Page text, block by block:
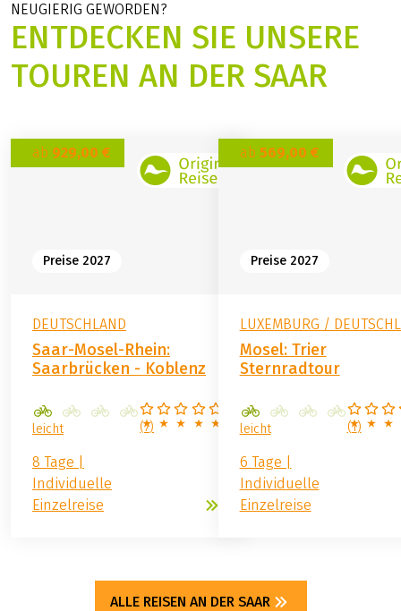
ENTDECKEN SIE UNSERE
TOUREN AN DER SAAR
NEUGIERIG GEWORDEN?
Preise 2027
ab 929,00 €
DEUTSCHLAND
Saar-Mosel-Rhein:
Saarbrücken - Koblenz
(7)
leicht
8 Tage |
Individuelle
Einzelreise
Preise 2027
ab 569,00 €
LUXEMBURG /
Mosel: Trier
Sternradtour
(1)
leicht
6 Tage |
Individuelle
Einzelreise
ALLE REISEN AN DER SAAR